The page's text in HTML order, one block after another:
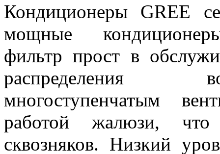
Кондиционеры GREE
мощные
фильтр прост в
распределения
многоступенчатым
работой жалюзи, что
сквозняков. Низкий